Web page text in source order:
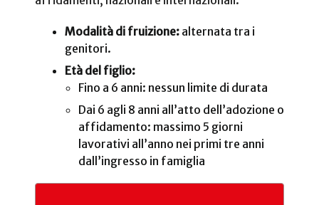
Modalità di fruizione:alternata tra i
genitori.
Età del figlio:
Fino a 6 anni: nessun limite di durata
Dai 6 agli 8 anni all’atto dell’adozione o
affidamento: massimo 5 giorni
lavorativi all’anno nei primi tre anni
dall’ingresso in famiglia